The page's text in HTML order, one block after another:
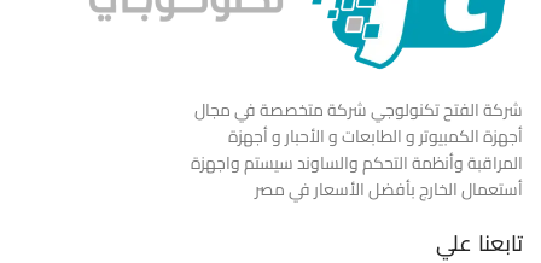
شركة الفتح تكنولوجي شركة متخصصة في مجال
أجهزة الكمبيوتر و الطابعات و الأحبار و أجهزة
المراقبة وأنظمة التحكم والساوند سيستم واجهزة
أستعمال الخارج بأفضل الأسعار في مصر
تابعنا علي